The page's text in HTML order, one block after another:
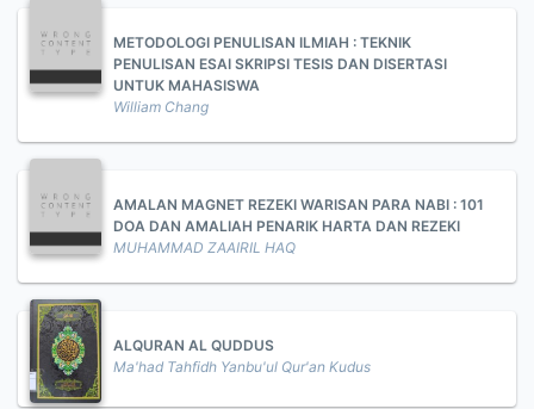
METODOLOGI PENULISAN ILMIAH : TEKNIK
PENULISAN ESAI SKRIPSI TESIS DAN DISERTASI
UNTUK MAHASISWA
William Chang
AMALAN MAGNET REZEKI WARISAN PARA NABI : 101
DOA DAN AMALIAH PENARIK HARTA DAN REZEKI
MUHAMMAD ZAAIRIL HAQ
ALQURAN AL QUDDUS
Ma'had Tahfidh Yanbu'ul Qur'an Kudus